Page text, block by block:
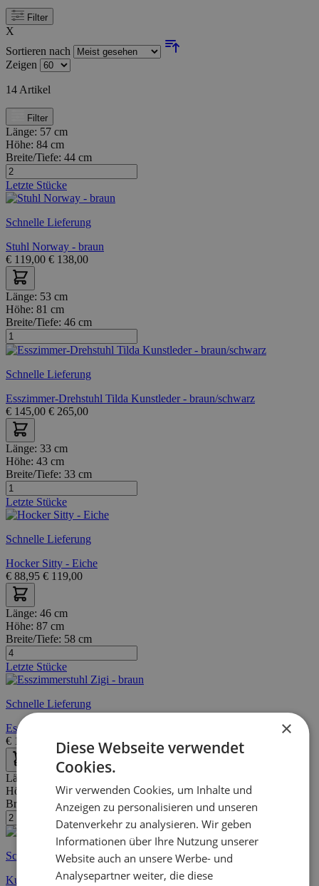
Filter
X
Sortieren nach
Zeigen
14 Artikel
Filter
Länge: 57 cm
Höhe: 84 cm
Breite/Tiefe: 44 cm
Letzte Stücke
Schnelle Lieferung
Stuhl Norway - braun
€ 119,00 € 138,00
Länge: 53 cm
Höhe: 81 cm
Breite/Tiefe: 46 cm
Schnelle Lieferung
Esszimmer-Drehstuhl Tilda Kunstleder - braun/schwarz
€ 145,00 € 265,00
Länge: 33 cm
Höhe: 43 cm
Breite/Tiefe: 33 cm
Letzte Stücke
Schnelle Lieferung
Hocker Sitty - Eiche
€ 88,95 € 119,00
Länge: 46 cm
Höhe: 87 cm
Breite/Tiefe: 58 cm
Letzte Stücke
Schnelle Lieferung
Esszimmerstuhl Zigi - braun
€ 129,00 154,00
Länge:
Höhe:
82 cm
Breite/Tiefe:47 cm
Schnelle Lieferung
Kunstlederstuhl Tilda mit schrägen Beinen - cognac/Eiche
×
Diese Webseite verwendet
Cookies.
Wir verwenden Cookies, um Inhalte und
Anzeigen zu personalisieren und unseren
Datenverkehr zu analysieren. Wir geben
Informationen über Ihre Nutzung unserer
Website auch an unsere Werbe- und
Analysepartner weiter, die diese